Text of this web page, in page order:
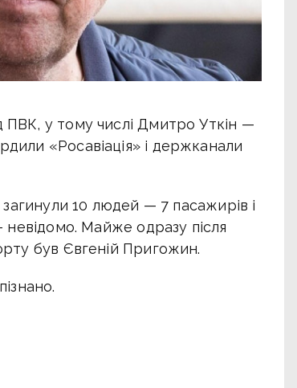
ПВК, у тому числіДмитро Уткін —
«Росавіація» і держканали
загинули 10 людей — 7 пасажирів і
невідомо. Майже одразу після
був Євгеній Пригожин.